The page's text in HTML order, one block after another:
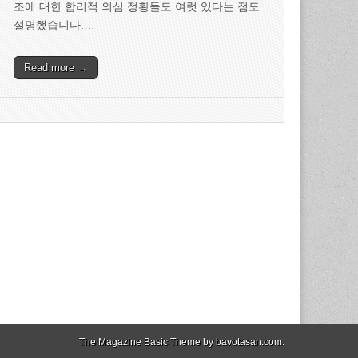
조에 대한 합리적 의심 정황들도 여럿 있다는 점도
설명했습니다.…
Read more →
The Magazine Basic Theme by bavotasan.com.